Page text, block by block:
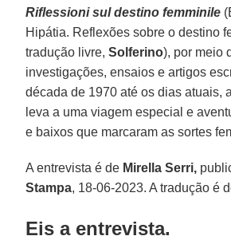
Riflessioni sul destino femminile
Hipátia. Reflexões sobre o destino
tradução livre,Solferino), por meio
investigações, ensaios e artigos
década de 1970 até os dias atuais,
leva a uma viagem especial e
e baixos que marcaram as sortes
A entrevista é de Mirella Serri,
Stampa, 18-06-2023. A tradução é
Eis a entrevista.